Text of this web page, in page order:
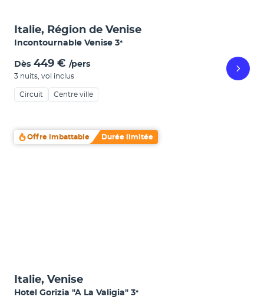
Italie, Région de Venise
Incontournable Venise 3*
Dès 449 € /pers
3 nuits vol inclus
Circuit Centre ville
Offre imbattable Durée limitée
Italie, Venise
Hotel Gorizia "A La Valigia" 3*